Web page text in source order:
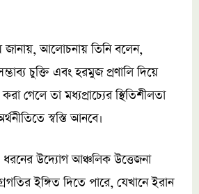
জানায়, আলোচনায় তিনি বলেন,
চুক্তি এবং হরমুজ প্রণালি দিয়ে
গেলে তা মধ্যপ্রাচ্যের স্থিতিশীলতা
স্বস্তি আনবে।
উদ্যোগ আঞ্চলিক উত্তেজনা
ইঙ্গিত দিতে পারে, যেখানে ইরান